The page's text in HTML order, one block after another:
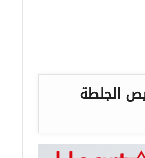
الجلطة